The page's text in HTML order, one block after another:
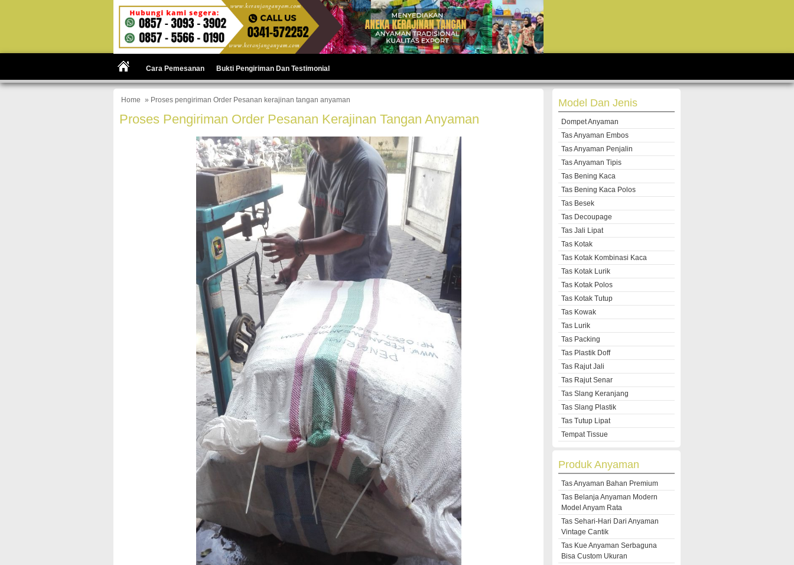
Cara Pemesanan Bukti Pengiriman Dan Testimonial
Home » Proses pengiriman Order Pesanan kerajinan tangan anyaman
Proses Pengiriman Order Pesanan Kerajinan Tangan Anyaman
Model Dan Jenis
Dompet Anyaman
Tas Anyaman Embos
Tas Anyaman Penjalin
Tas Anyaman Tipis
Tas Bening Kaca
Tas Bening Kaca Polos
Tas Besek
Tas Decoupage
Tas Jali Lipat
Tas Kotak
Tas Kotak Kombinasi Kaca
Tas Kotak Lurik
Tas Kotak Polos
Tas Kotak Tutup
Tas Kowak
Tas Lurik
Tas Packing
Tas Plastik Doff
Tas Rajut Jali
Tas Rajut Senar
Tas Slang Keranjang
Tas Slang Plastik
Tas Tutup Lipat
Tempat Tissue
Produk Anyaman
Tas Anyaman Bahan Premium
Tas Belanja Anyaman Modern
Model Anyam Rata
Tas Sehari-Hari Dari Anyaman
Vintage Cantik
Tas Kue Anyaman Serbaguna
Bisa Custom Ukuran